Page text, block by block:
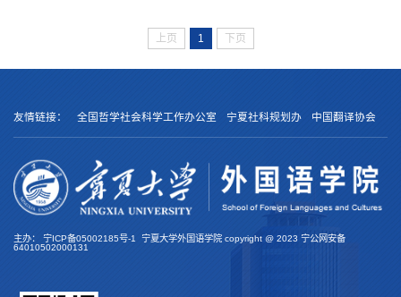
上页 1 下页
友情链接： 全国哲学社会科学工作办公室 宁夏社科规划办 中国翻译协会
主办： 宁ICP备05002185号-1 宁夏大学外国语学院 copyright @ 2023 宁公网安备
64010502000131